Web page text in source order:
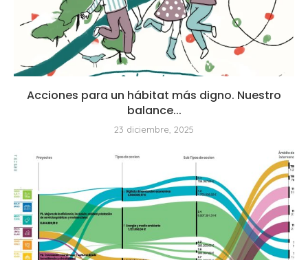
Acciones para un hábitat más digno. Nuestro
balance...
23 diciembre, 2025